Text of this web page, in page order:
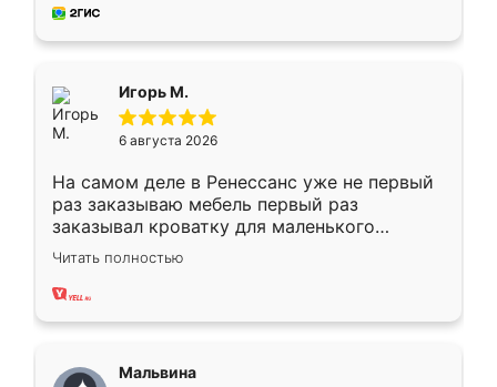
за день, ребята работали аккуратно, даже
Игорь М.
6 августа 2026
На самом деле в Ренессанс уже не первый
раз заказываю мебель первый раз
заказывал кроватку для маленького
ребёнка при его рождении ,во второй раз
заказал шкаф-купе. По качеству очень
хорошее сборка достаточно быстрая,
меньше, здесь же он более разнообразный.
Читать полностью
Мальвина